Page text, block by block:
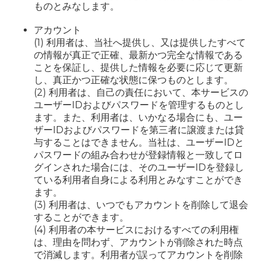
ものとみなします。
アカウント
(1) 利用者は、当社へ提供し、又は提供したすべて
の情報が真正で正確、最新かつ完全な情報である
ことを保証し、提供した情報を必要に応じて更新
し、真正かつ正確な状態に保つものとします。
(2) 利用者は、自己の責任において、本サービスの
ユーザーIDおよびパスワードを管理するものとし
ます。また、利用者は、いかなる場合にも、ユー
ザーIDおよびパスワードを第三者に譲渡または貸
与することはできません。当社は、ユーザーIDと
パスワードの組み合わせが登録情報と一致してロ
グインされた場合には、そのユーザーIDを登録し
ている利用者自身による利用とみなすことができ
ます。
(3) 利用者は、いつでもアカウントを削除して退会
することができます。
(4) 利用者の本サービスにおけるすべての利用権
は、理由を問わず、アカウントが削除された時点
で消滅します。利用者が誤ってアカウントを削除